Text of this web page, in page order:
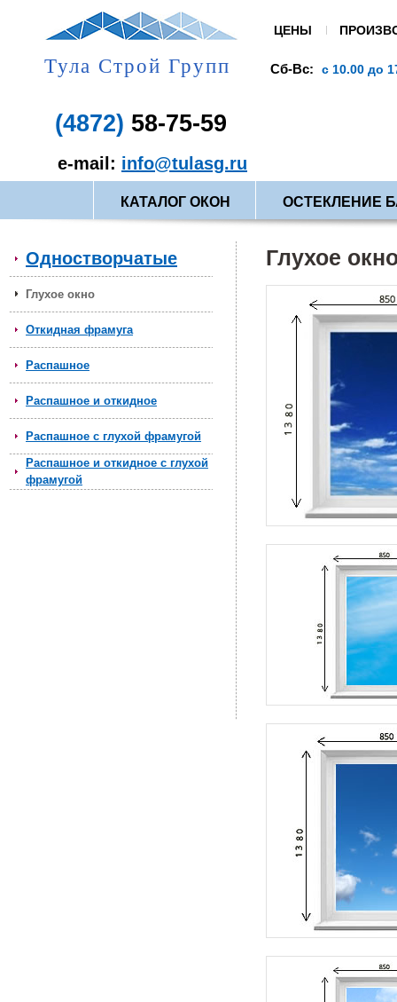
Тула Строй Групп
ЦЕНЫ
Пн-Пт: с 9.00 - до 19.00 Сб-Вс: с 10.00 до
(4872) 58-75-59
e-mail: info@tulasg.ru
КАТАЛОГ ОКОН ОСТЕКЛЕНИЕ
Одностворчатые
Глухое окно
Откидная фрамуга
Распашное
Распашное и откидное
Распашное с глухой фрамугой
Распашное и откидное с глухой
фрамугой
Глухое